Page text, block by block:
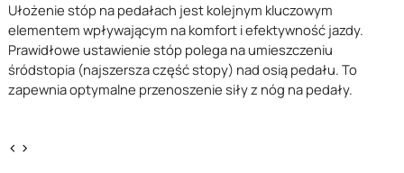
Ułożenie stóp na pedałach jest kolejnym kluczowym
elementem wpływającym na komfort i efektywność jazdy.
Prawidłowe ustawienie stóp polega na umieszczeniu
śródstopia (najszersza część stopy) nad osią pedału. To
zapewnia optymalne przenoszenie siły z nóg na pedały.
< >